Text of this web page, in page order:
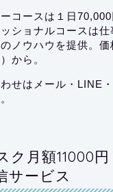
コースは１日70,000
ショナルコースは仕
ノウハウを提供。
から。
せはメール・LINE
ク月額11000
サービス